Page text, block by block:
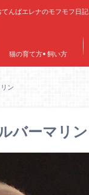
んばエレナのモフモフ日記
猫の育て方• 飼い方
ン
バーマリン